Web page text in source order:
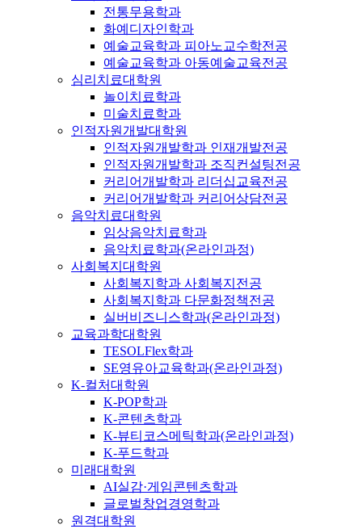
전통무용학과
화예디자인학과
예술교육학과 피아노교수학전공
예술교육학과 아동예술교육전공
심리치료대학원
놀이치료학과
미술치료학과
인적자원개발대학원
인적자원개발학과 인재개발전공
인적자원개발학과 조직컨설팅전공
커리어개발학과 리더십교육전공
커리어개발학과 커리어상담전공
음악치료대학원
임상음악치료학과
음악치료학과(온라인과정)
사회복지대학원
사회복지학과 사회복지전공
사회복지학과 다문화정책전공
실버비즈니스학과(온라인과정)
교육과학대학원
TESOLFlex학과
SE영유아교육학과(온라인과정)
K-컬처대학원
K-POP학과
K-콘텐츠학과
K-뷰티코스메틱학과(온라인과정)
K-푸드학과
미래대학원
AI실감·게임콘텐츠학과
글로벌창업경영학과
원격대학원